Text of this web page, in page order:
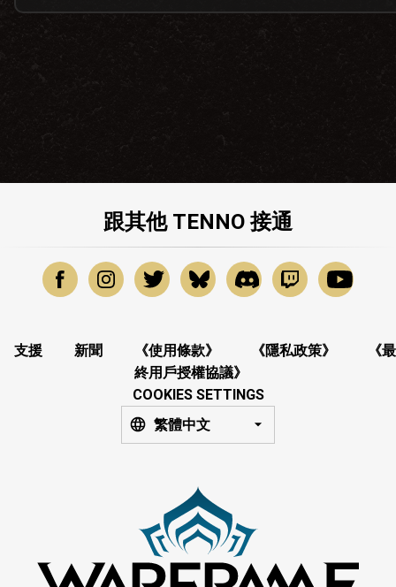
跟其他 TENNO 接通
支援 新聞 《使用條款》 《隱私政策》
《最
終用戶授權協議》
COOKIES SETTINGS
繁體中文